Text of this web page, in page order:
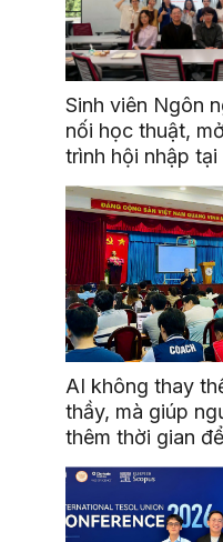
Sinh viên Ngôn
nối học thuật,
trình hội nhập
học Quốc gia
AI không thay
thầy, mà giúp
thêm thời gian
cảm hứng